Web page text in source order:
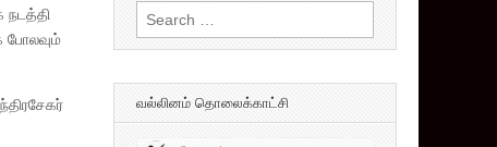
நடத்தி
போலவும்
Search
for:
வல்லினம் தொலைக்காட்சி